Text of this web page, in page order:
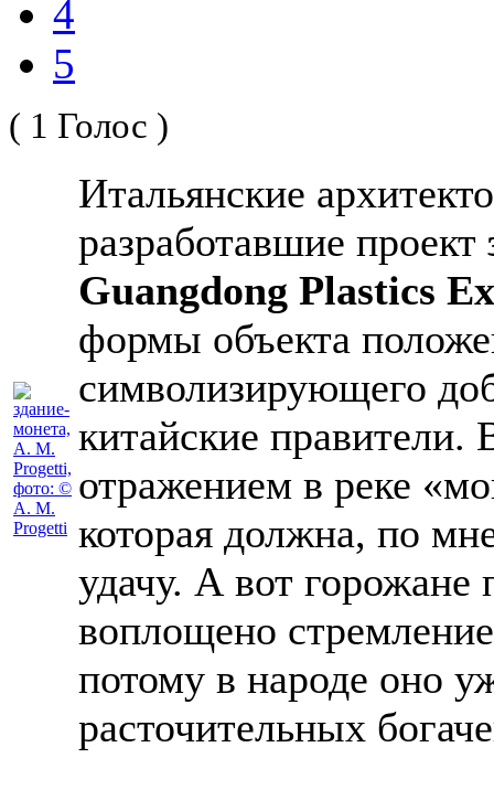
4
5
( 1 Голос )
Итальянские
разработавшие проект
Guangdong Plastics
формы объекта
символизирующего
китайские правители.
отражением в реке
которая должна, по
удачу. А вот горожане
воплощено
потому в народе оно
расточительных